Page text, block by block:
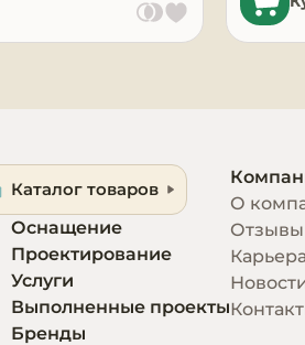
Каталог товаров
Оснащение
Проектирование
Услуги
Выполненные проекты
Бренды
О
Отзывы
Карьера